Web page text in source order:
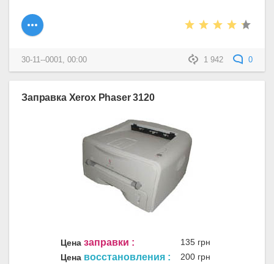
1 942 0
30-11--0001, 00:00
Заправка Xerox Phaser 3120
Цена заправки :
135 грн
Цена восстановления : 200 грн